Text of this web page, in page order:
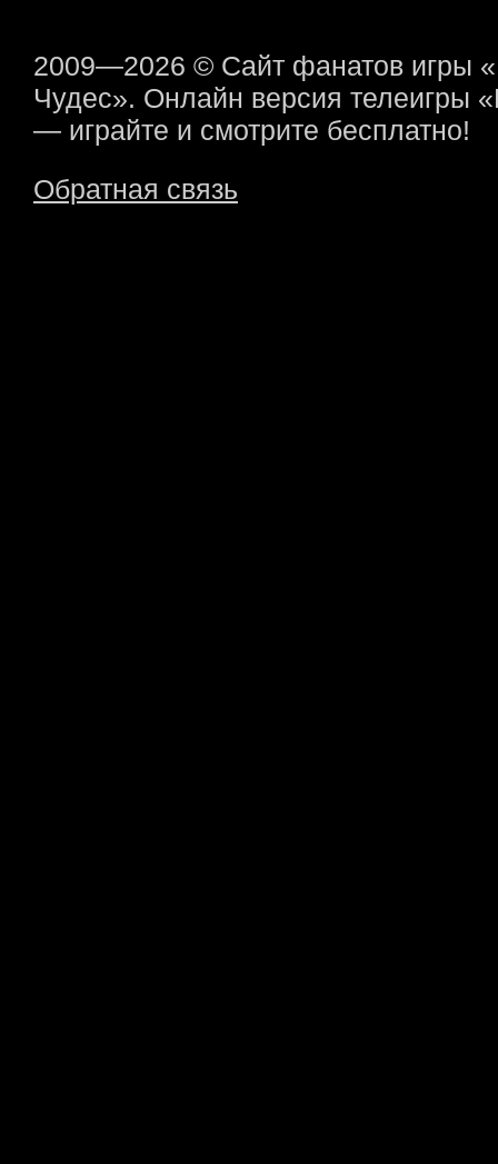
2009—2026 © Сайт фанатов игры
Чудес». Онлайн версия телеигры
— играйте и смотрите бесплатно!
Обратная связь